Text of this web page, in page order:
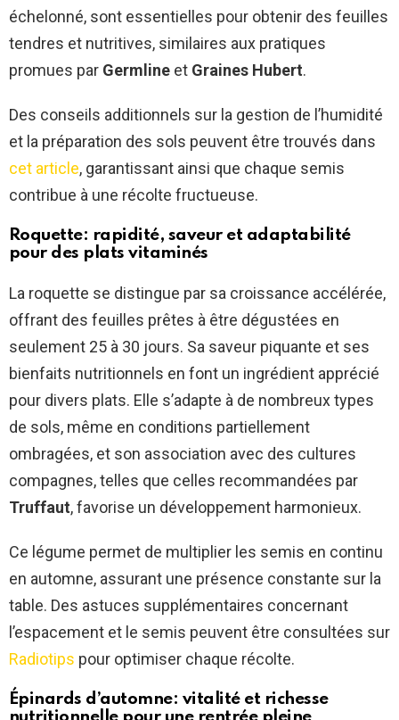
échelonné, sont essentielles pour obtenir des feuilles
tendres et nutritives, similaires aux pratiques
promues par Germline et Graines Hubert.
Des conseils additionnels sur la gestion de l’humidité
et la préparation des sols peuvent être trouvés dans
cet article, garantissant ainsi que chaque semis
contribue à une récolte fructueuse.
Roquette: rapidité, saveur et adaptabilité
pour des plats vitaminés
La roquette se distingue par sa croissance accélérée,
offrant des feuilles prêtes à être dégustées en
seulement 25 à 30 jours. Sa saveur piquante et ses
bienfaits nutritionnels en font un ingrédient apprécié
pour divers plats. Elle s’adapte à de nombreux types
de sols, même en conditions partiellement
ombragées, et son association avec des cultures
compagnes, telles que celles recommandées par
Truffaut, favorise un développement harmonieux.
Ce légume permet de multiplier les semis en continu
en automne, assurant une présence constante sur la
table. Des astuces supplémentaires concernant
l’espacement et le semis peuvent être consultées sur
Radiotips pour optimiser chaque récolte.
Épinards d’automne: vitalité et richesse